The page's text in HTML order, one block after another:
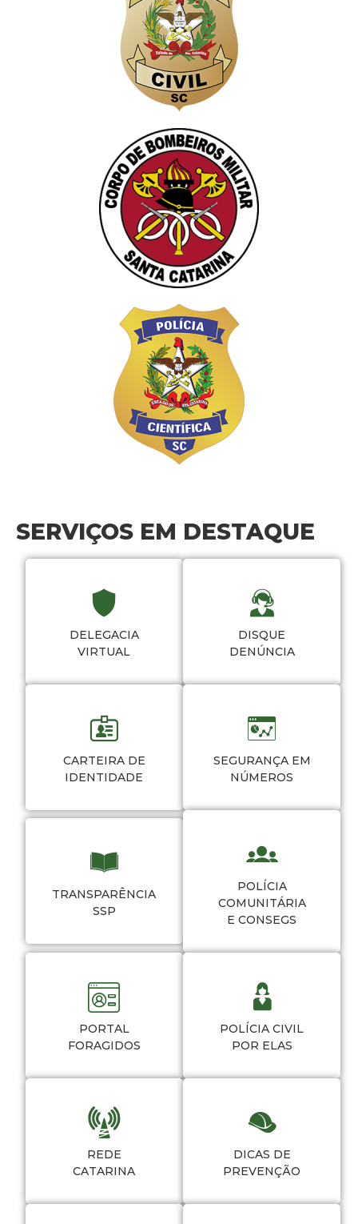
SERVIÇOS EM DESTAQUE
DELEGACIA
VIRTUAL
DISQUE
DENÚNCIA
CARTEIRA DE
IDENTIDADE
SEGURANÇA EM
NÚMEROS
TRANSPARÊNCIA
SSP
POLÍCIA
COMUNITÁRIA
E CONSEGS
PORTAL
FORAGIDOS
POLÍCIA CIVIL
POR ELAS
REDE
CATARINA
DICAS DE
PREVENÇÃO